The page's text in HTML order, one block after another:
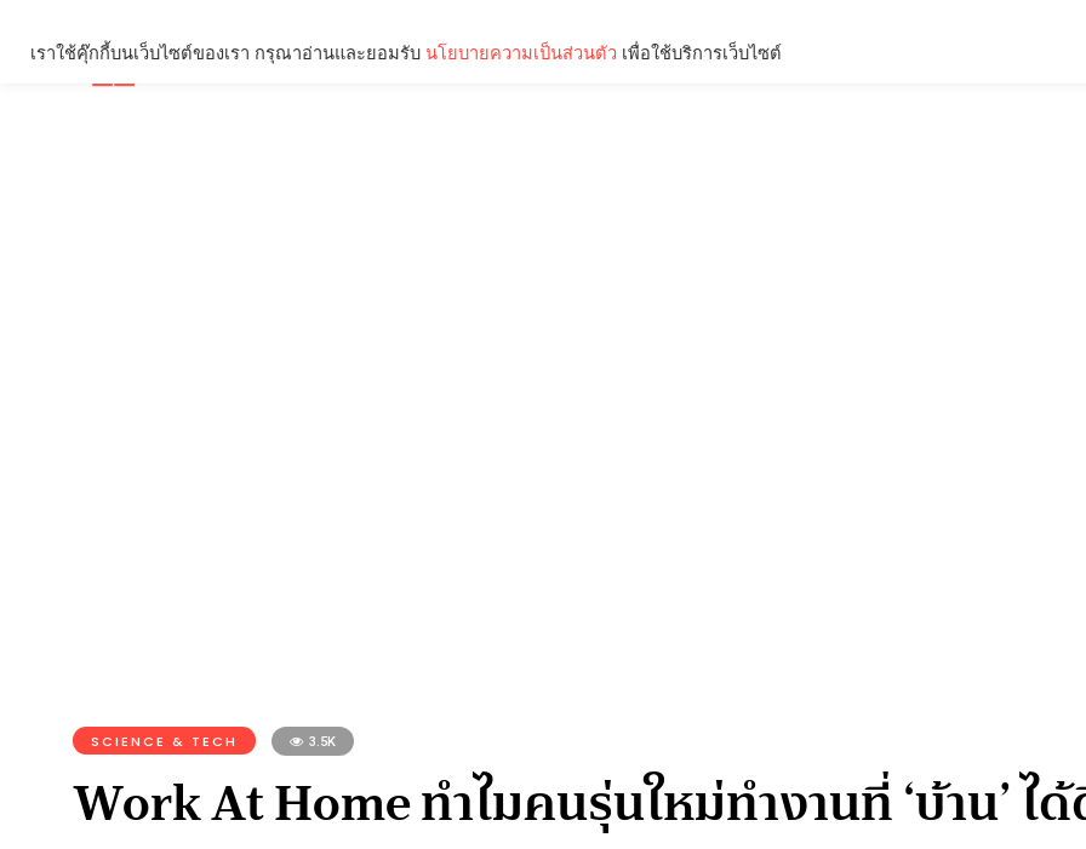
SCIENCE & TECH 3.5K
Work At Home ทำไมคนรุ่นใหม่ทำงานที่ ‘บ้าน’
เราใช้คุ๊กกี้บนเว็บไซต์ของเรา กรุณาอ่านและยอมรับ นโยบายความเป็นส่วนตัว เพื่อใช้บริการเว็บไซต์